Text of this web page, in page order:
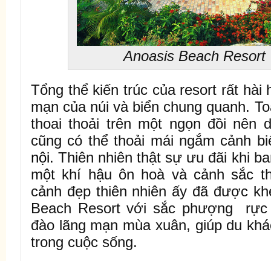
Anoasis Beach Resort
Tổng thể kiến trúc của resort rất hài
mạn của núi và biển chung quanh.
thoai thoải trên một ngọn đồi nên
cũng có thể thoải mái ngắm cảnh
nội. Thiên nhiên thật sự ưu đãi khi
một khí hậu ôn hoà và cảnh sắc
cảnh đẹp thiên nhiên ấy đã được
Beach Resort với sắc phượng
đào lãng mạn mùa xuân, giúp du
trong cuộc sống.